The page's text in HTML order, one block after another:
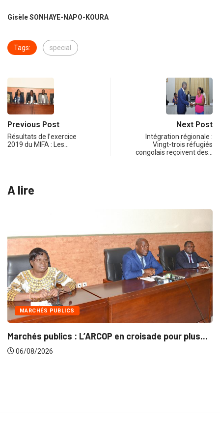
Gisèle SONHAYE-NAPO-KOURA
Tags: special
Previous Post
Résultats de l’exercice
2019 du MIFA : Les…
Next Post
Intégration régionale :
Vingt-trois réfugiés
congolais reçoivent des…
A lire
pour plus...
INTÉGRATION RÉGIONALE
Gestion concertée et durable du